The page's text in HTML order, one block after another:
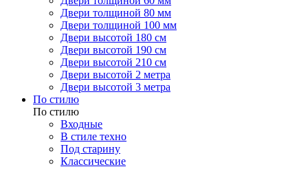
Двери толщиной 80 мм
Двери толщиной 100 мм
Двери высотой 180 см
Двери высотой 190 см
Двери высотой 210 см
Двери высотой 2 метра
Двери высотой 3 метра
По стилю
По стилю
Входные
В стиле техно
Под старину
Классические